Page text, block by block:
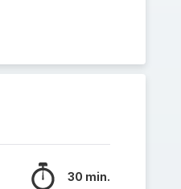
30 min.